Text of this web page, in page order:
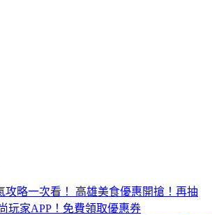
攻略一次看！ 高雄美食優惠開搶！再抽
玩家APP！免費領取優惠券